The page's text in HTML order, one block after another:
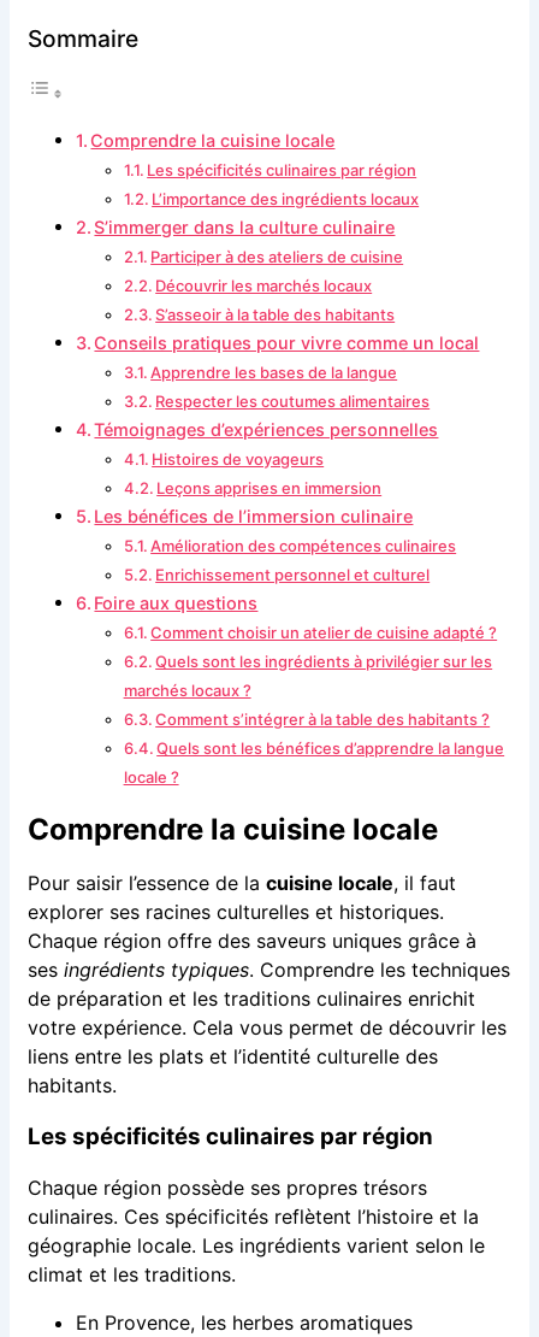
Sommaire
Comprendre la cuisine locale
Les spécificités culinaires par région
L’importance des ingrédients locaux
S’immerger dans la culture culinaire
Participer à des ateliers de cuisine
Découvrir les marchés locaux
S’asseoir à la table des habitants
Conseils pratiques pour vivre comme un local
Apprendre les bases de la langue
Respecter les coutumes alimentaires
Témoignages d’expériences personnelles
Histoires de voyageurs
Leçons apprises en immersion
Les bénéfices de l’immersion culinaire
Amélioration des compétences culinaires
Enrichissement personnel et culturel
Foire aux questions
Comment choisir un atelier de cuisine adapté ?
Quels sont les ingrédients à privilégier sur les
marchés locaux ?
Comment s’intégrer à la table des habitants ?
Quels sont les bénéfices d’apprendre la langue
locale ?
Comprendre la cuisine locale
Pour saisir l’essence de la cuisine locale, il faut
explorer ses racines culturelles et historiques.
Chaque région offre des saveurs uniques grâce à
ses ingrédients typiques. Comprendre les techniques
de préparation et les traditions culinaires enrichit
votre expérience. Cela vous permet de découvrir les
liens entre les plats et l’identité culturelle des
habitants.
Les spécificités culinaires par région
Chaque région possède ses propres trésors
culinaires. Ces spécificités reflètent l’histoire et la
géographie locale. Les ingrédients varient selon le
climat et les traditions.
En Provence, les herbes aromatiques